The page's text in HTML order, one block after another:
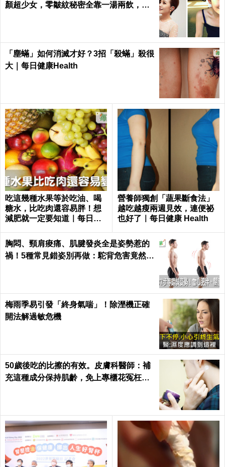
顏超少女，零皺紋秘密全靠一湯兩飲，熬
「塵蟎」如何消滅才好？3招「殺蟎」殺很
大｜每日健康Health
吃這幾種水果等於吃油、喝
糖水，比吃肉還容易胖！想
減肥就一定要知道｜每日健
營養師獨創「蔬果斷食法」
越吃越瘦兩週見效，連便祕
也好了｜每日健康 Health
胸悶、頸肩痠痛、肌腱發炎全是姿勢惹的
禍！5種常見錯姿別再做：駝背危害竟然這
梅雨季易引發「終身氣喘」！除溼機正確
開法解過敏危機
50歲後吃的比擦的有效。皮膚科醫師：補
充這種成分保持肌齡，免上專櫃花冤枉錢